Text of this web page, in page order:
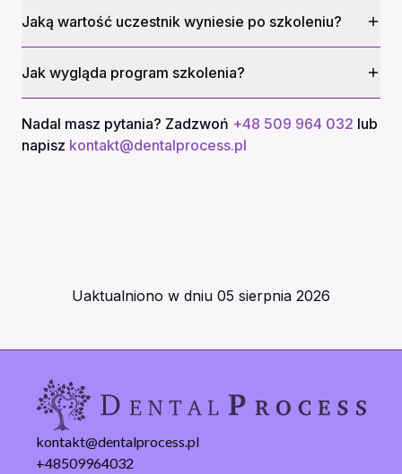
Jaką wartość uczestnik wyniesie po szkoleniu?
Jak wygląda program szkolenia?
Nadal masz pytania? Zadzwoń +48 509 964 032 lub
napisz kontakt@dentalprocess.pl
Uaktualniono w dniu 05 sierpnia 2026
kontakt@dentalprocess.pl
+48509964032